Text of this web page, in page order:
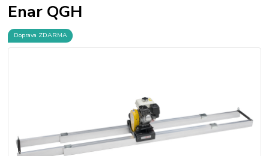
Enar QGH
Doprava ZDARMA